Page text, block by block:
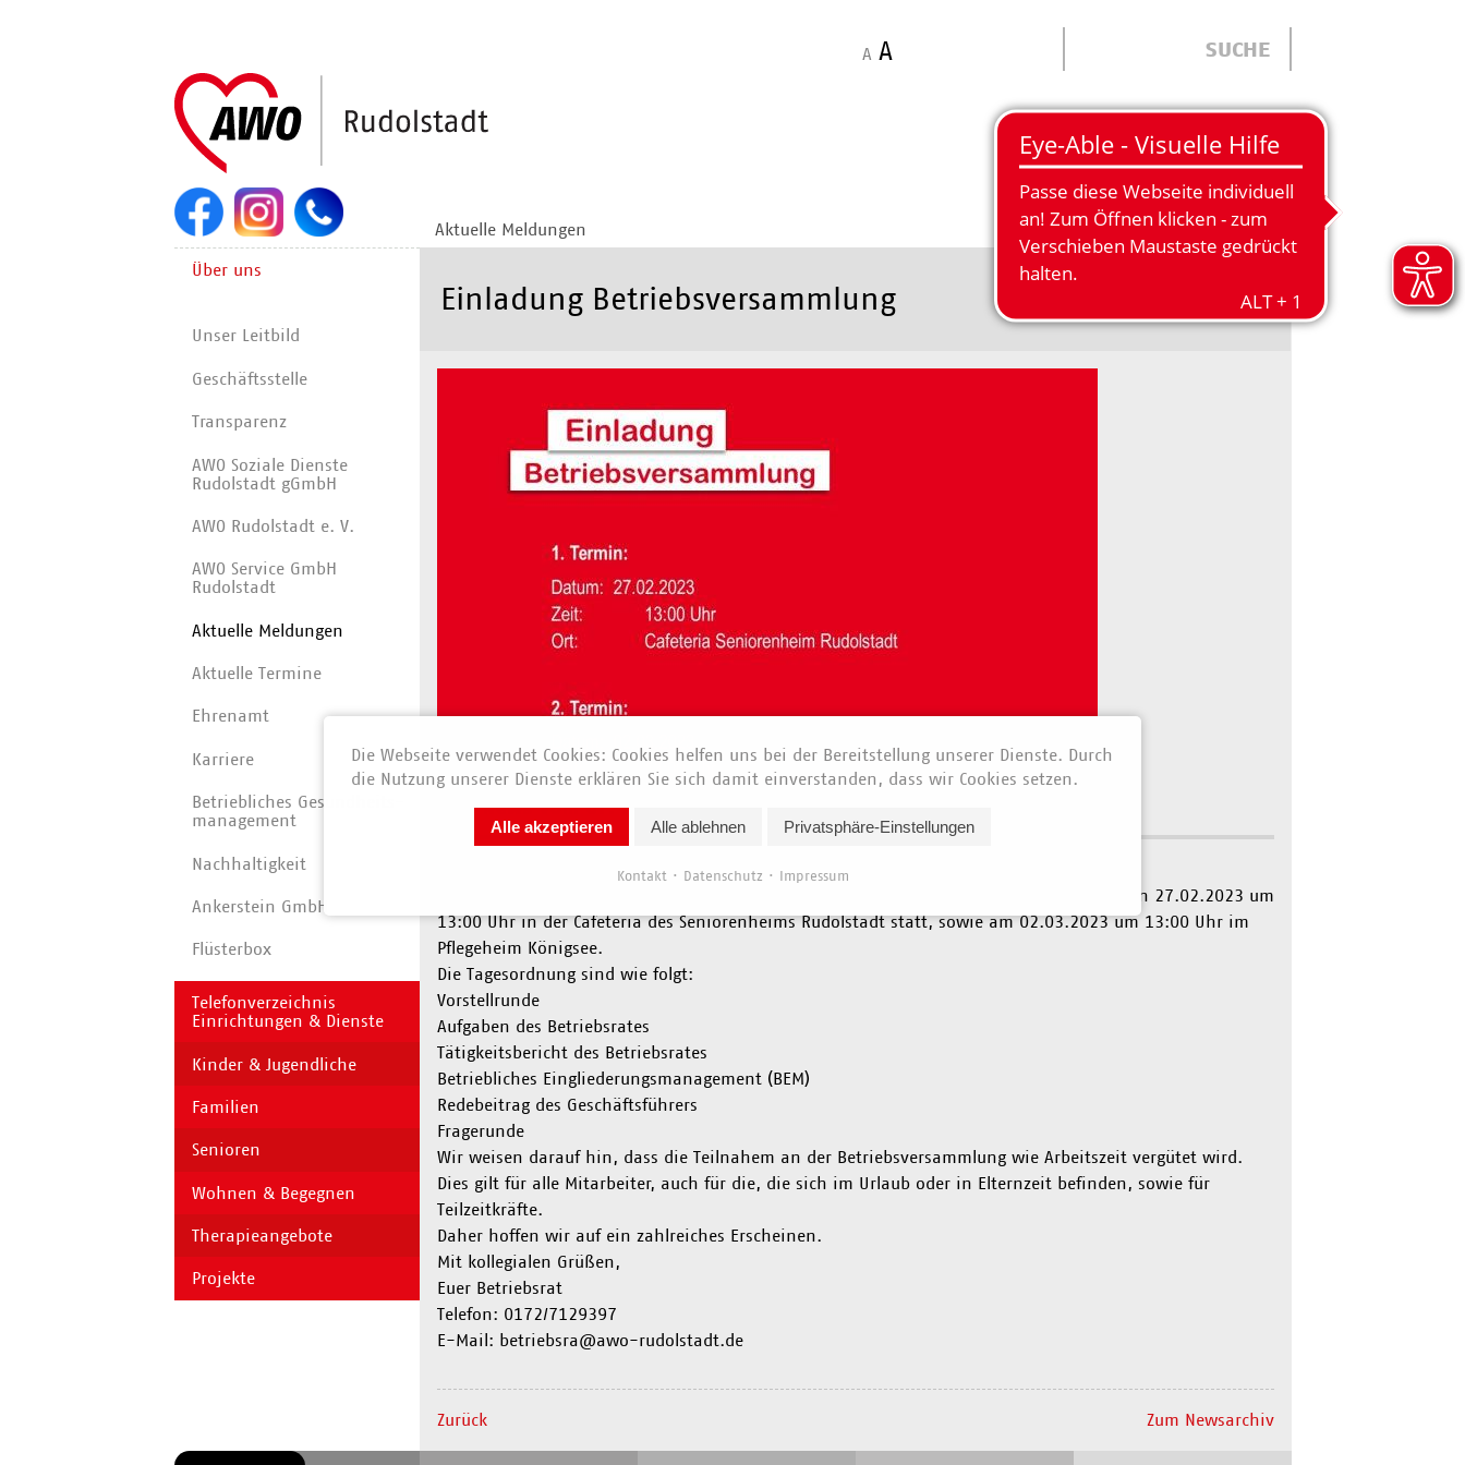
A A
ÜBER UNS
Aktuelle Meldungen
Einladung Betriebsversammlung
AWO News vom 07. Februar 2023
Liebe Kolleginnen und Kollegen,
hiermit laden wir euch zu unserer Betriebsversammlung ein. Diese findet am Montag, den 27.02.2023 um
13:00 Uhr in der Cafeteria des Seniorenheims Rudolstadt statt, sowie am 02.03.2023 um 13:00 Uhr im
Pflegeheim Königsee.
Die Tagesordnung sind wie folgt:
Vorstellrunde
Aufgaben des Betriebsrates
Tätigkeitsbericht des Betriebsrates
Betriebliches Eingliederungsmanagement (BEM)
Redebeitrag des Geschäftsführers
Fragerunde
Wir weisen darauf hin, dass die Teilnahem an der Betriebsversammlung wie Arbeitszeit vergütet wird.
Dies gilt für alle Mitarbeiter, auch für die, die sich im Urlaub oder in Elternzeit befinden, sowie für
Teilzeitkräfte.
Daher hoffen wir auf ein zahlreiches Erscheinen.
Mit kollegialen Grüßen,
Euer Betriebsrat
Telefon: 0172/7129397
E-Mail: betriebsra@awo-rudolstadt.de
Zurück Zum Newsarchiv
Navigation
Über uns
Unser Leitbild
Geschäftsstelle
Transparenz
AWO Soziale Dienste
Rudolstadt gGmbH
AWO Rudolstadt e. V.
AWO Service GmbH
Rudolstadt
Aktuelle Meldungen
Aktuelle Termine
Ehrenamt
Karriere
Betriebliches Gesundheits­
manage­ment
Nachhaltigkeit
Ankerstein GmbH
Flüsterbox
Telefonverzeichnis
Einrichtungen & Dienste
Kinder & Jugendliche
Familien
Senioren
Wohnen & Begegnen
Therapieangebote
Projekte
Navigation
Die Webseite verwendet Cookies: Cookies helfen uns bei der Bereitstellung unserer Dienste. Durch
die Nutzung unserer Dienste erklären Sie sich damit einverstanden, dass wir Cookies setzen.
Alle akzeptieren Alle ablehnen Privatsphäre-Einstellungen
Kontakt Datenschutz Impressum